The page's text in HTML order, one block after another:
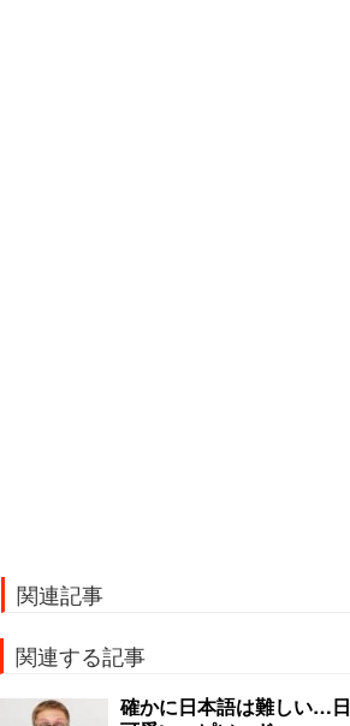
関連記事
関連する記事
確かに日本語は難しい…